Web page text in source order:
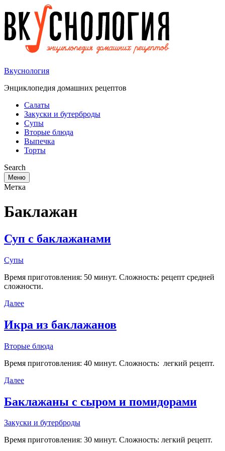
Вкуснология
Энциклопедия домашних рецептов
Салаты
Закуски и бутерброды
Супы
Вторые блюда
Выпечка
Торты
Search
Меню
Метка
Баклажан
Суп с баклажанами
Супы
Время приготовления: 50 минут. Сложность: рецепт средней
сложности.
Далее
Икра из баклажанов
Вторые блюда
Время приготовления: 40 минут. Сложность: легкий рецепт.
Далее
Баклажаны с сыром и помидорами
Закуски и бутерброды
Время приготовления: 30 минут. Сложность: легкий рецепт.